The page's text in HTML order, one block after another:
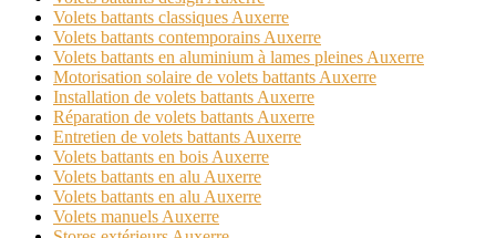
Volets battants classiques Auxerre
Volets battants contemporains Auxerre
Volets battants en aluminium à lames pleines Auxerre
Motorisation solaire de volets battants Auxerre
Installation de volets battants Auxerre
Réparation de volets battants Auxerre
Entretien de volets battants Auxerre
Volets battants en bois Auxerre
Volets battants en alu Auxerre
Volets battants en alu Auxerre
Volets manuels Auxerre